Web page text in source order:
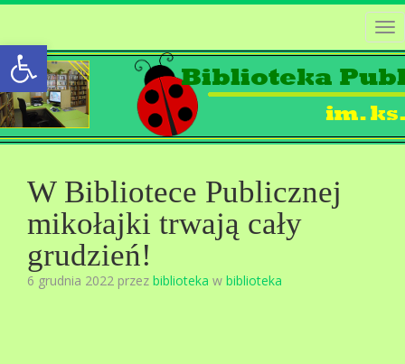
Open toolbar
W Bibliotece Publicznej
mikołajki trwają cały
grudzień!
6 grudnia 2022 przez biblioteka w biblioteka